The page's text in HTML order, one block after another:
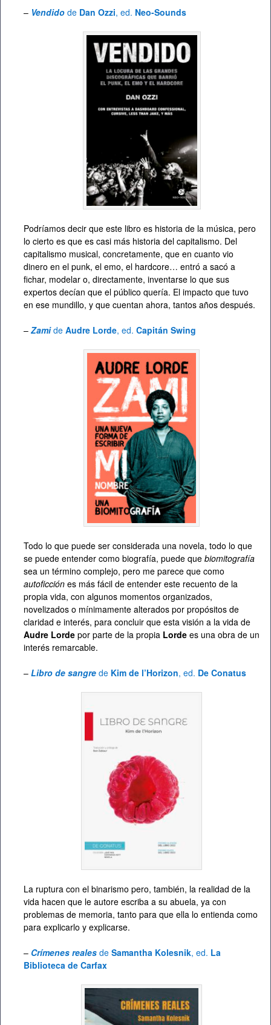
– Vendido de Dan Ozzi, ed. Neo-Sounds
Podríamos decir que este libro es historia de la música, pero
lo cierto es que es casi más historia del capitalismo. Del
capitalismo musical, concretamente, que en cuanto vio
dinero en el punk, el emo, el hardcore… entró a sacó a
fichar, modelar o, directamente, inventarse lo que sus
expertos decían que el público quería. El impacto que tuvo
en ese mundillo, y que cuentan ahora, tantos años después.
– Zami de Audre Lorde, ed. Capitán Swing
Todo lo que puede ser considerada una novela, todo lo que
se puede entender como biografía, puede que biomitografía
sea un término complejo, pero me parece que como
autoficción es más fácil de entender este recuento de la
propia vida, con algunos momentos organizados,
novelizados o mínimamente alterados por propósitos de
claridad e interés, para concluir que esta visión a la vida de
Audre Lorde por parte de la propia Lorde es una obra de un
interés remarcable.
– Libro de sangre de Kim de l’Horizon, ed. De Conatus
La ruptura con el binarismo pero, también, la realidad de la
vida hacen que le autore escriba a su abuela, ya con
problemas de memoria, tanto para que ella lo entienda como
para explicarlo y explicarse.
– Crímenes reales de Samantha Kolesnik, ed. La
Biblioteca de Carfax